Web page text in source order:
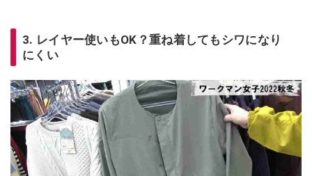
3. レイヤー使いもOK？重ね着してもシワになり
にくい